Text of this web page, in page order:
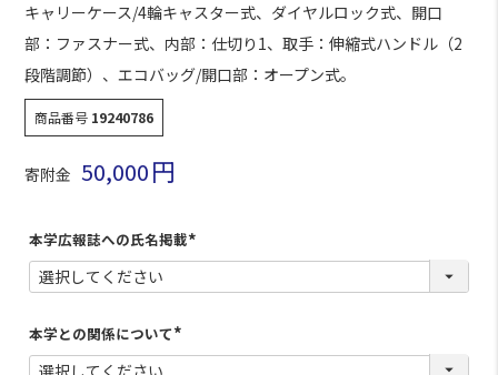
キャリーケース/4輪キャスター式、ダイヤルロック式、開口
部：ファスナー式、内部：仕切り1、取手：伸縮式ハンドル（2
段階調節）、エコバッグ/開口部：オープン式。
商品番号 19240786
寄附金 50,000
本学広報誌への氏名掲載
(
須
本学との関係について
(